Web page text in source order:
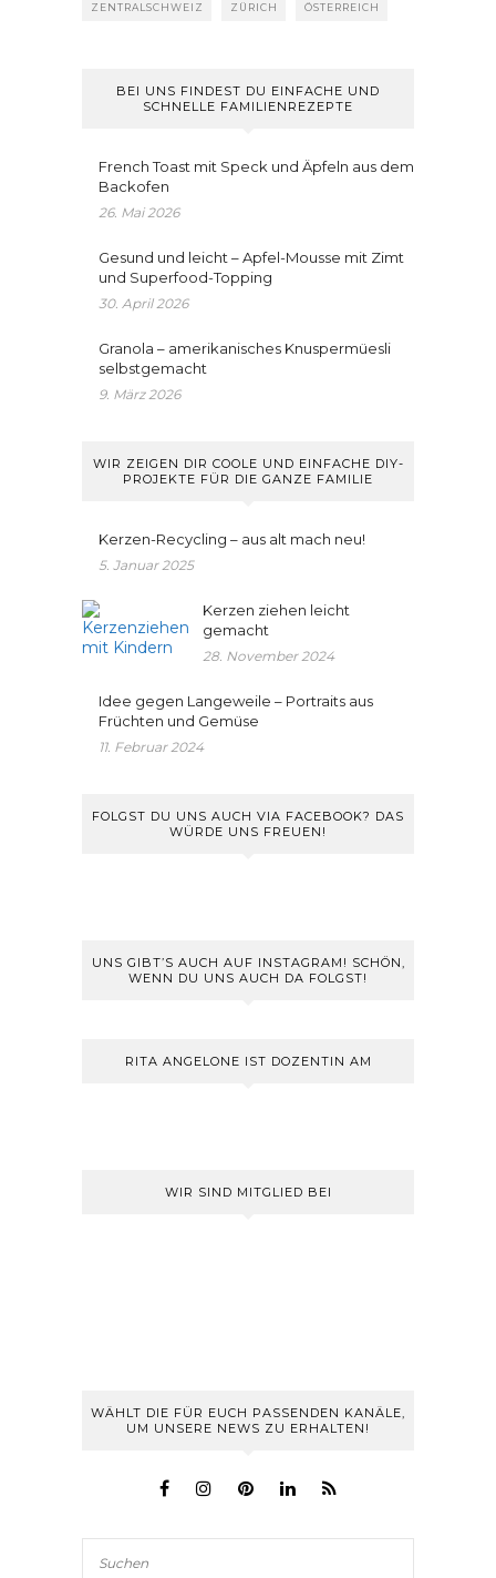
ZENTRALSCHWEIZ ZÜRICH ÖSTERREICH
BEI UNS FINDEST DU EINFACHE UND
SCHNELLE FAMILIENREZEPTE
French Toast mit Speck und Äpfeln aus dem
Backofen
26. Mai 2026
Gesund und leicht – Apfel-Mousse mit Zimt
und Superfood-Topping
30. April 2026
Granola – amerikanisches Knuspermüesli
selbstgemacht
9. März 2026
WIR ZEIGEN DIR COOLE UND EINFACHE DIY-
PROJEKTE FÜR DIE GANZE FAMILIE
Kerzen-Recycling – aus alt mach neu!
5. Januar 2025
Kerzen ziehen leicht
gemacht
28. November 2024
Idee gegen Langeweile – Portraits aus
Früchten und Gemüse
11. Februar 2024
FOLGST DU UNS AUCH VIA FACEBOOK? DAS
WÜRDE UNS FREUEN!
UNS GIBT’S AUCH AUF INSTAGRAM! SCHÖN,
WENN DU UNS AUCH DA FOLGST!
RITA ANGELONE IST DOZENTIN AM
WIR SIND MITGLIED BEI
WÄHLT DIE FÜR EUCH PASSENDEN KANÄLE,
UM UNSERE NEWS ZU ERHALTEN!